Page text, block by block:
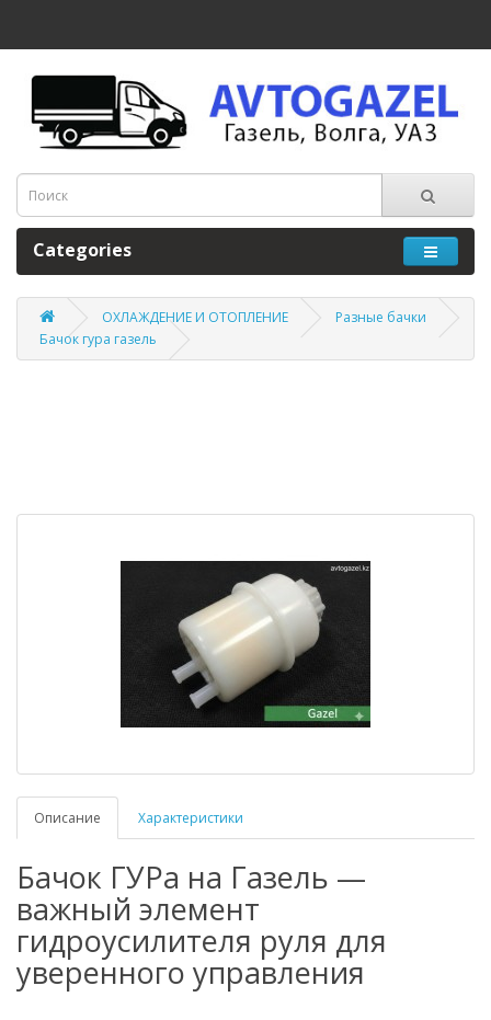
Categories
ОХЛАЖДЕНИЕ И ОТОПЛЕНИЕ
Разные бачки
Бачок гура газель
Описание Характеристики
Бачок ГУРа на Газель —
важный элемент
гидроусилителя руля для
уверенного управления